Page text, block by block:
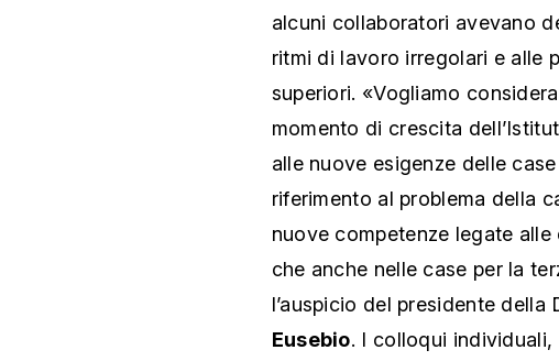
alcuni collaboratori avevano
ritmi di lavoro irregolari e alle
superiori. «Vogliamo
momento di crescita
alle nuove esigenze delle
riferimento al problema della
nuove competenze legate
che anche nelle case per la
l’auspicio del presidente
Eusebio. I colloqui individuali,